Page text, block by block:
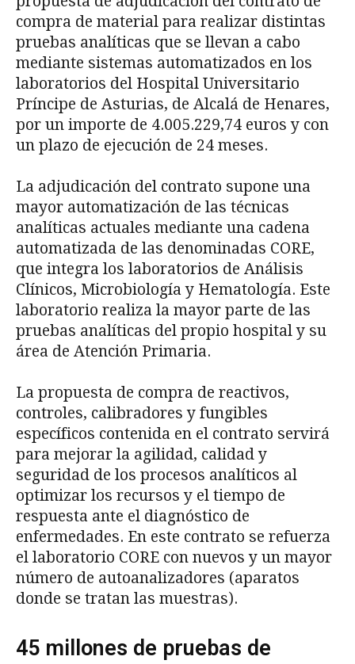
compra de material para realizar distintas
pruebas analíticas que se llevan a cabo
mediante sistemas automatizados en los
laboratorios del Hospital Universitario
Príncipe de Asturias, de Alcalá de Henares,
por un importe de 4.005.229,74 euros y con
un plazo de ejecución de 24 meses.
La adjudicación del contrato supone una
mayor automatización de las técnicas
analíticas actuales mediante una cadena
automatizada de las denominadas CORE,
que integra los laboratorios de Análisis
Clínicos, Microbiología y Hematología. Este
laboratorio realiza la mayor parte de las
pruebas analíticas del propio hospital y su
área de Atención Primaria.
La propuesta de compra de reactivos,
controles, calibradores y fungibles
específicos contenida en el contrato servirá
para mejorar la agilidad, calidad y
seguridad de los procesos analíticos al
optimizar los recursos y el tiempo de
respuesta ante el diagnóstico de
enfermedades. En este contrato se refuerza
el laboratorio CORE con nuevos y un mayor
número de autoanalizadores (aparatos
donde se tratan las muestras).
45 millones de pruebas de